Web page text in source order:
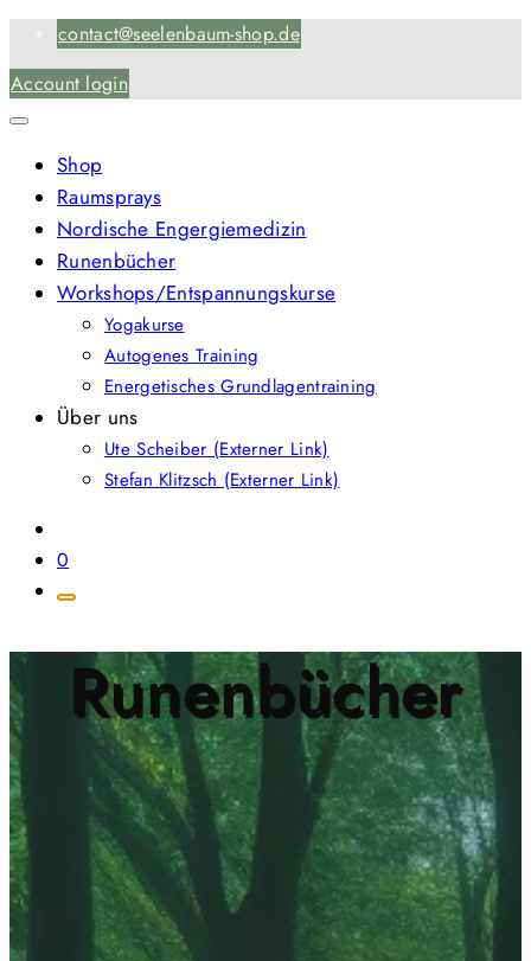
to
content
contact@seelenbaum-shop.de
Account login
Shop
Raumsprays
Nordische Engergiemedizin
Runenbücher
Workshops/Entspannungskurse
Yogakurse
Autogenes Training
Energetisches Grundlagentraining
Über uns
Ute Scheiber (Externer Link)
Stefan Klitzsch (Externer Link)
0
Runenbücher